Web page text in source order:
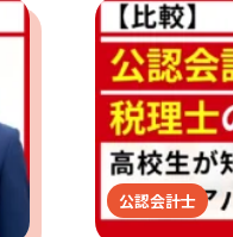
公認会計士